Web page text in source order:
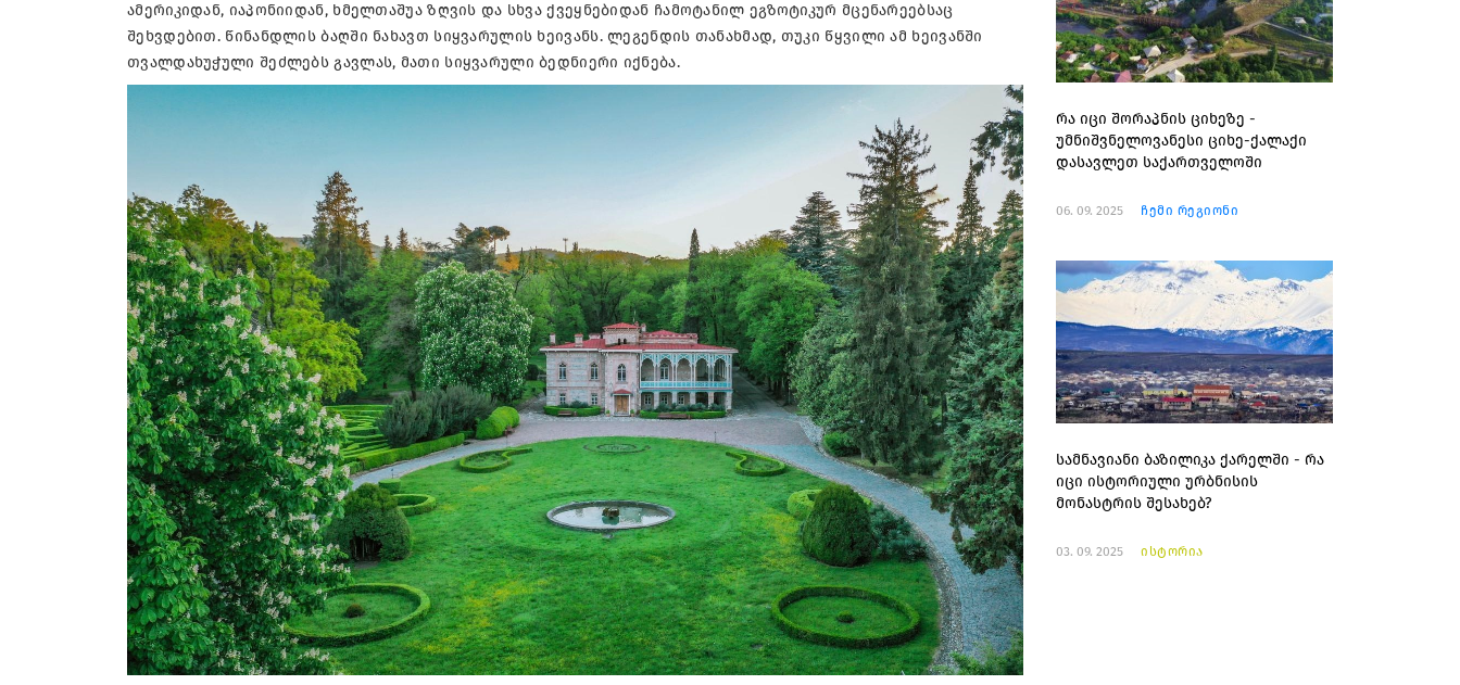
ამერიკიდან, იაპონიიდან, ხმელთაშუა ზღვის და სხვა ქვეყნებიდან ჩამოტანილ ეგზოტიკურ მცენარეებსაც
შეხვდებით. წინანდლის ბაღში ნახავთ სიყვარულის ხეივანს. ლეგენდის თანახმად, თუკი წყვილი ამ ხეივანში
თვალდახუჭული შეძლებს გავლას, მათი სიყვარული ბედნიერი იქნება.
რა იცი შორაპნის ციხეზე -
უმნიშვნელოვანესი ციხე-ქალაქი
დასავლეთ საქართველოში
06. 09. 2025 ჩემი რეგიონი
სამნავიანი ბაზილიკა ქარელში - რა
იცი ისტორიული ურბნისის
მონასტრის შესახებ?
03. 09. 2025 ისტორია